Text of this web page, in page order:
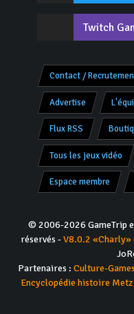
Twitch
Contact /
Advertise
Flux RSS
Tous les jeux vidéo
Espace membre
© 2006-2026 GameTrip
réservés -V8.0.2 «Charly»
Partenaires : Culture-Games
Encyclopédie histoire Metz|